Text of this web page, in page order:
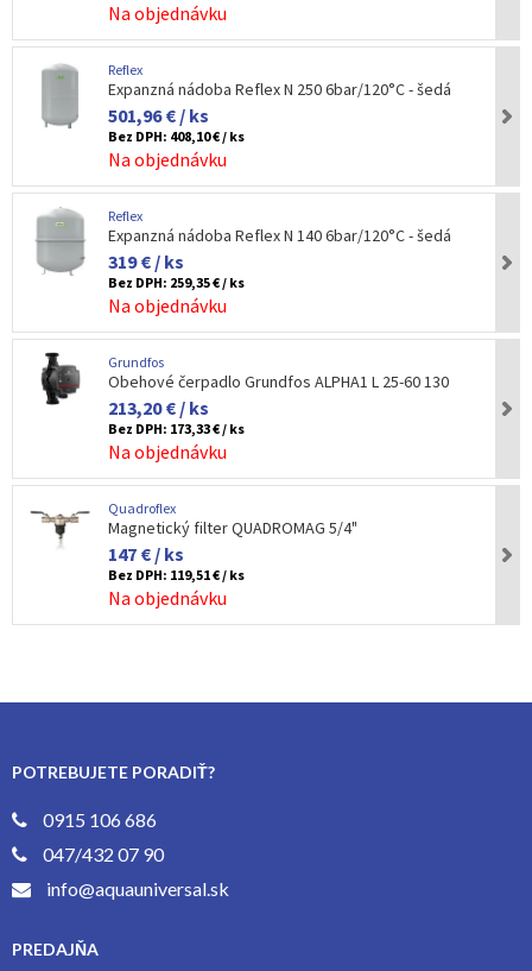
Na objednávku
Reflex
Expanzná nádoba Reflex N 250 6bar/120°C - šedá
501,96 € / ks
Bez DPH: 408,10 € / ks
Na objednávku
Reflex
Expanzná nádoba Reflex N 140 6bar/120°C - šedá
319 € / ks
Bez DPH: 259,35 € / ks
Na objednávku
Grundfos
Obehové čerpadlo Grundfos ALPHA1 L 25-60 130
213,20 € / ks
Bez DPH: 173,33 € / ks
Na objednávku
Quadroflex
Magnetický filter QUADROMAG 5/4"
147 € / ks
Bez DPH: 119,51 € / ks
Na objednávku
POTREBUJETE PORADIŤ?
0915 106 686
047/432 07 90
info@aquauniversal.sk
PREDAJŇA